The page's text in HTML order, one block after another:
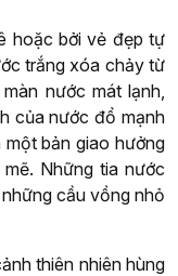
hoặc bởi vẻ đẹp tự
trắng xóa chảy từ
nước mát lạnh,
của nước đổ mạnh
bản giao hưởng
Những tia nước
cầu vồng nhỏ
thiên nhiên hùng